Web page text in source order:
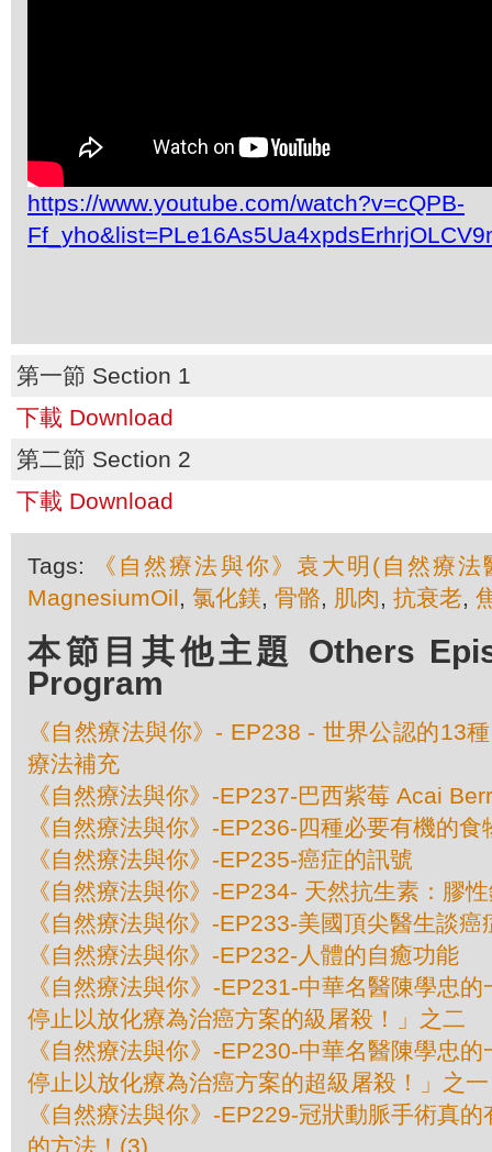
https://www.youtube.com/watch?v=cQPB-
第一節 Section 1
下載 Download
第二節 Section 2
下載 Download
Tags:
《自然療法與你》袁大明(自然療法
MagnesiumOil, 氯化鎂, 骨骼, 肌肉, 抗衰老,
本節目其他主題 Others
Program
《自然療法與你》- EP238 - 世界公認的13
療法補充
《自然療法與你》-EP237-巴西紫莓 Acai
《自然療法與你》-EP236-四種必要有機的食
《自然療法與你》-EP235-癌症的訊號
《自然療法與你》-EP234- 天然抗生素：膠
《自然療法與你》-EP233-美國頂尖醫​​生談
《自然療法與你》-EP232-人體的自癒功能
《自然療法與你》-EP231-中華名醫陳學忠
停止以放化療為治癌方案的級屠殺！」之二
《自然療法與你》-EP230-中華名醫陳學忠
停止以放化療為治癌方案的超級屠殺！」之一
《自然療法與你》-EP229-冠狀動脈手術真
的方法！(3)